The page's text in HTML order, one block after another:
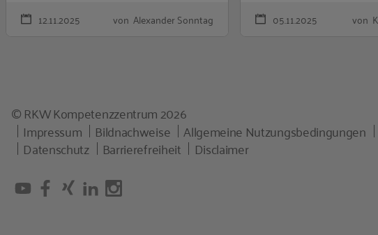
12.11.2025 von Alexander Sonntag 05.11.2025 von
© RKW Kompetenzzentrum 2026
Impressum
Bildnachweise Allgemeine Nutzungsbedingungen
Datenschutz Barrierefreiheit Disclaimer